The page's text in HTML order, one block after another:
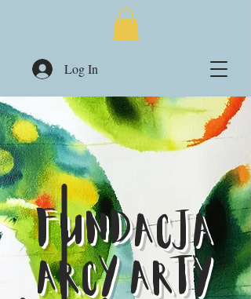
Log In
Fundacja
ARCY ARTY